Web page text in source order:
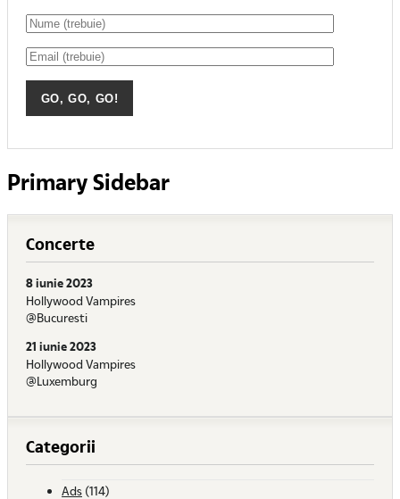
Primary Sidebar
Concerte
8 iunie 2023
Hollywood Vampires
@Bucuresti
21 iunie 2023
Hollywood Vampires
@Luxemburg
Categorii
Ads (114)